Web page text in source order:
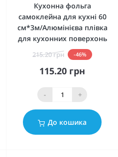
Кухонна фольга
самоклейна для кухні 60
см*3м/Алюмінієва плівка
для кухонних поверхонь
215.20 грн -46%
115.20 грн
- +
До кошика